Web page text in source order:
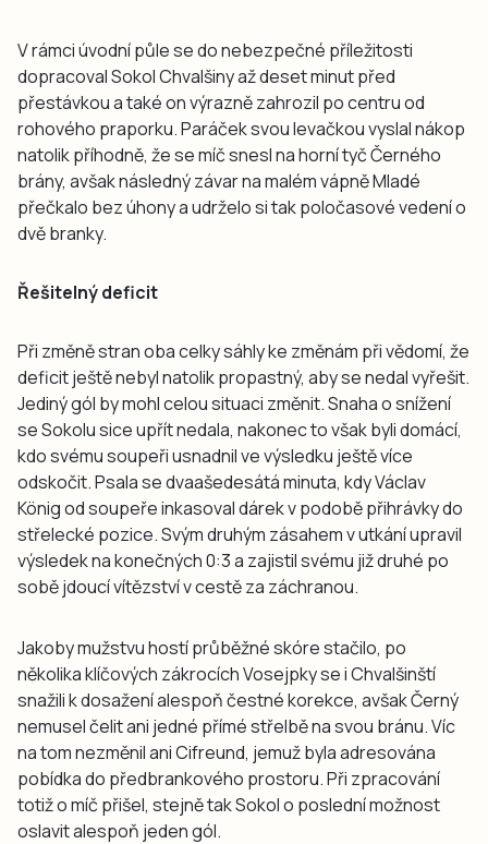
V rámci úvodní půle se do nebezpečné příležitosti
dopracoval Sokol Chvalšiny až deset minut před
přestávkou a také on výrazně zahrozil po centru od
rohového praporku. Paráček svou levačkou vyslal nákop
natolik příhodně, že se míč snesl na horní tyč Černého
brány, avšak následný závar na malém vápně Mladé
přečkalo bez úhony a udrželo si tak poločasové vedení o
dvě branky.
Řešitelný deficit
Při změně stran oba celky sáhly ke změnám při vědomí, že
deficit ještě nebyl natolik propastný, aby se nedal vyřešit.
Jediný gól by mohl celou situaci změnit. Snaha o snížení
se Sokolu sice upřít nedala, nakonec to však byli domácí,
kdo svému soupeři usnadnil ve výsledku ještě více
odskočit. Psala se dvaašedesátá minuta, kdy Václav
König od soupeře inkasoval dárek v podobě přihrávky do
střelecké pozice. Svým druhým zásahem v utkání upravil
výsledek na konečných 0:3 a zajistil svému již druhé po
sobě jdoucí vítězství v cestě za záchranou.
Jakoby mužstvu hostí průběžné skóre stačilo, po
několika klíčových zákrocích Vosejpky se i Chvalšinští
snažili k dosažení alespoň čestné korekce, avšak Černý
nemusel čelit ani jedné přímé střelbě na svou bránu. Víc
na tom nezměnil ani Cifreund, jemuž byla adresována
pobídka do předbrankového prostoru. Při zpracování
totiž o míč přišel, stejně tak Sokol o poslední možnost
oslavit alespoň jeden gól.